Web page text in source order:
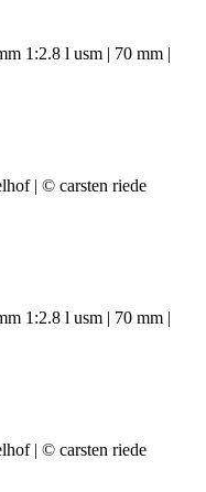
1:2.8 l usm | 70 mm |
1:2.8 l usm | 70 mm |